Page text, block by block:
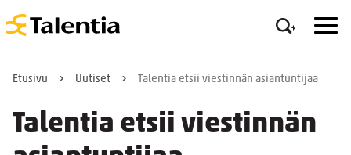
Etusivu Uutiset Talentia etsii viestinnän asiantuntijaa
Talentia etsii viestinnän